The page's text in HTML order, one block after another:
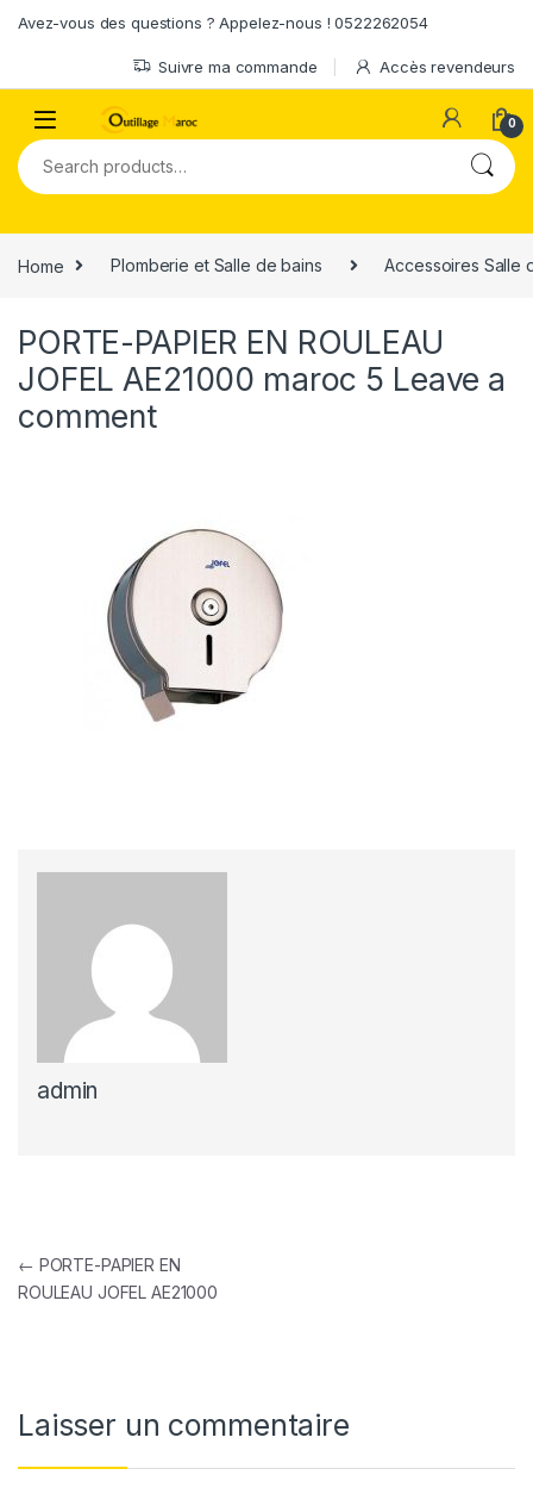
Avez-vous des questions ? Appelez-nous ! 0522262054
Suivre ma commande Accès revendeurs
0
Search for:
Home Plomberie et Salle de bains Accessoires Salle
PORTE-PAPIER EN ROULEAU
JOFEL AE21000 maroc 5 Leave a
comment
admin
Navigation de l’article
← PORTE-PAPIER EN
ROULEAU JOFEL AE21000
Laisser un commentaire